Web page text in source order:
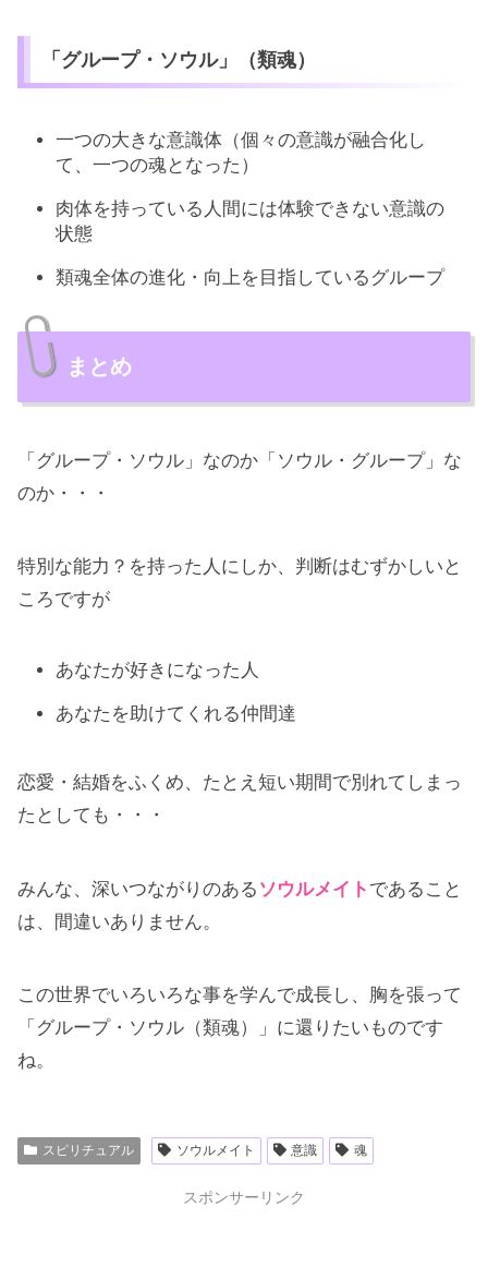
「グループ・ソウル」（類魂）
一つの大きな意識体（個々の意識が融合化し
て、一つの魂となった）
肉体を持っている人間には体験できない意識の
状態
類魂全体の進化・向上を目指しているグループ
まとめ
「グループ・ソウル」なのか「ソウル・グループ」な
のか・・・
特別な能力？を持った人にしか、判断はむずかしいと
ころですが
あなたが好きになった人
あなたを助けてくれる仲間達
恋愛・結婚をふくめ、たとえ短い期間で別れてしまっ
たとしても・・・
みんな、深いつながりのある ソウルメイト であること
は、間違いありません。
この世界でいろいろな事を学んで成長し、胸を張って
「グループ・ソウル（類魂）」に還りたいものです
ね。
スピリチュアル ソウルメイト 意識 魂
スポンサーリンク